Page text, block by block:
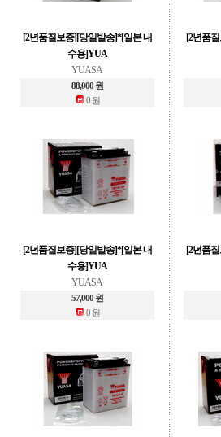
[2년품질보증][당일발송]*[일본 내
수용]YUA
YUASA
88,000 원
0 원
[2년품
[2년품질보증][당일발송]*[일본 내
수용]YUA
YUASA
57,000 원
0 원
[2년품